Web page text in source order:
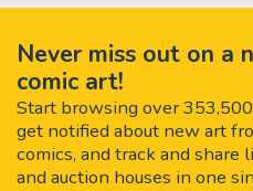
Never miss out on a
comic art!
Start browsing over
get notified about new art
comics, and track and
and auction houses in one